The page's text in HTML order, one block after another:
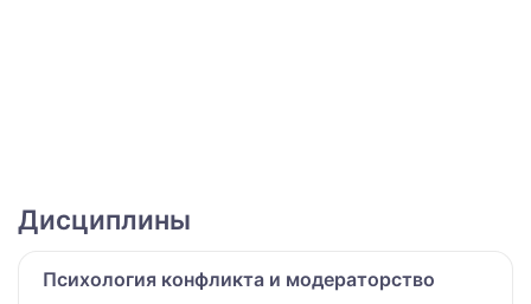
Дисциплины
Психология конфликта и модераторство